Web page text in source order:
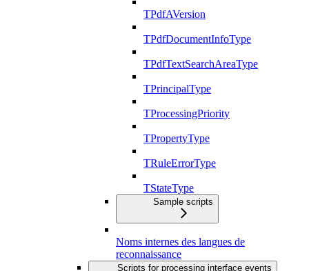
TPdfAVersion
TPdfDocumentInfoType
TPdfTextSearchAreaType
TPrincipalType
TProcessingPriority
TPropertyType
TRuleErrorType
TStateType
Sample scripts
Noms internes des langues de
reconnaissance
Scripts for processing interface events